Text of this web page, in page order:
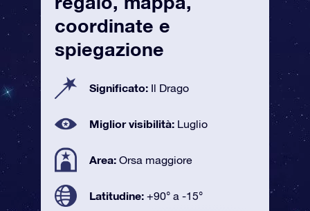
coordinate e
spiegazione
Significato: Il Drago
Miglior visibilità: Luglio
Area: Orsa maggiore
Latitudine: +90° a -15°